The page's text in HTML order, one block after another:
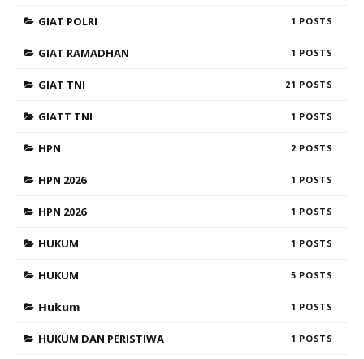
GIAT POLRI 1
GIAT RAMADHAN 1
GIAT TNI 21
GIATT TNI 1
HPN 2
HPN 2026 1
HPN 2026 1
HUKUM 1
HUKUM 5
𝗛𝘂𝗸𝘂𝗺 1
HUKUM DAN PERISTIWA 1